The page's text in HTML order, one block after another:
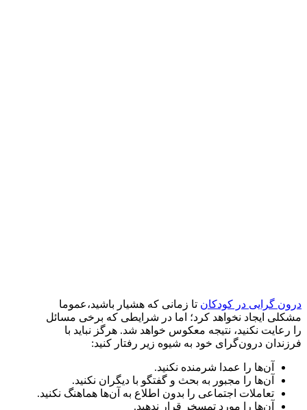
درون گرایی در کودکان تا زمانی که هشیار باشید،عموما
مشکلی ایجاد نخواهد کرد؛ اما در شرایطی که برخی مسائل
را رعایت نکنید، نتیجه معکوس خواهد شد. هرگز نباید با
فرزندان درون‌گرای خود به شیوه زیر رفتار کنید:
آن‌ها را عمدا شرمنده نکنید.
آن‌ها را مجبور به بحث و گفتگو با دیگران نکنید.
تعاملات اجتماعی را بدون اطلاع به آن‌ها هماهنگ نکنید.
آن‌ها را مورد تمسخر قرار ندهید.